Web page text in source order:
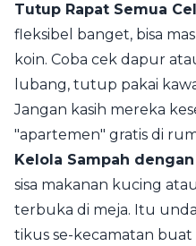
Tutup Rapat Semua
fleksibel banget, bisa
koin. Coba cek dapur
lubang, tutup pakai
Jangan kasih mereka
"apartemen" gratis di
Kelola Sampah
sisa makanan kucing
terbuka di meja. Itu
tikus se-kecamatan buat